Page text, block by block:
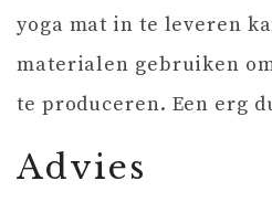
yoga mat in te leveren
materialen gebruiken
te produceren. Een erg
Advies